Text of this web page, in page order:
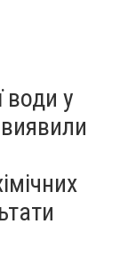
жертв
води у